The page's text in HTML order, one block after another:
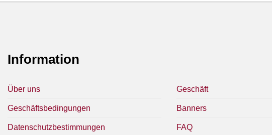
Information
Über uns
Geschäftsbedingungen
Datenschutzbestimmungen
Geschäft
Banners
FAQ